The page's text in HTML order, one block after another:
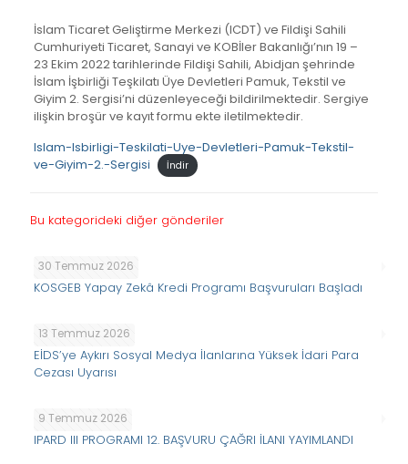
İslam Ticaret Geliştirme Merkezi (ICDT) ve Fildişi Sahili
Cumhuriyeti Ticaret, Sanayi ve KOBİler Bakanlığı’nın 19 –
23 Ekim 2022 tarihlerinde Fildişi Sahili, Abidjan şehrinde
İslam İşbirliği Teşkilatı Üye Devletleri Pamuk, Tekstil ve
Giyim 2. Sergisi’ni düzenleyeceği bildirilmektedir. Sergiye
ilişkin broşür ve kayıt formu ekte iletilmektedir.
Islam-Isbirligi-Teskilati-Uye-Devletleri-Pamuk-Tekstil-
ve-Giyim-2.-Sergisi
İndir
Bu kategorideki diğer gönderiler
30 Temmuz 2026
KOSGEB Yapay Zekâ Kredi Programı Başvuruları Başladı
13 Temmuz 2026
EİDS’ye Aykırı Sosyal Medya İlanlarına Yüksek İdari Para
Cezası Uyarısı
9 Temmuz 2026
IPARD III PROGRAMI 12. BAŞVURU ÇAĞRI İLANI YAYIMLANDI